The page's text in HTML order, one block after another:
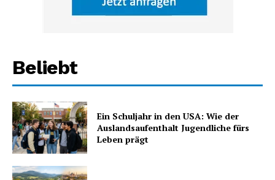
Beliebt
Ein Schuljahr in den USA: Wie der
Auslandsaufenthalt Jugendliche fürs
Leben prägt